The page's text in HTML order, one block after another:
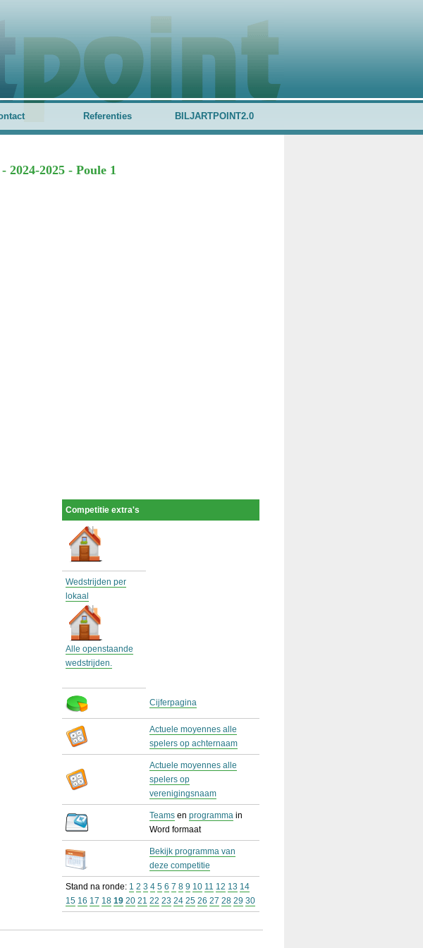
Referenties BILJARTPOINT2.0
2025 - Poule 1
Competitie extra's
Wedstrijden per
lokaal
Alle openstaande
wedstrijden.
Cijferpagina
Actuele moyennes alle
spelers op achternaam
Actuele moyennes alle
spelers op
verenigingsnaam
Teams en programma in
Word formaat
Bekijk programma van
deze competitie
Stand na ronde: 1 2 3 4 5 6 7 8 9 10 11 12 13 14
15 16 17 18 19 20 21 22 23 24 25 26 27 28 29 30